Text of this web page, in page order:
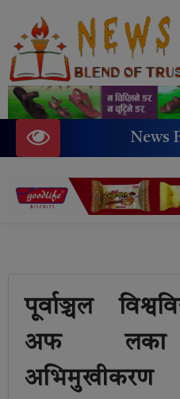
News
पूर्वाञ्चल
अफ लका
अभिमुखीकरण